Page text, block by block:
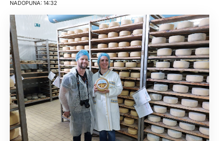
NADOPUNA: 14:32